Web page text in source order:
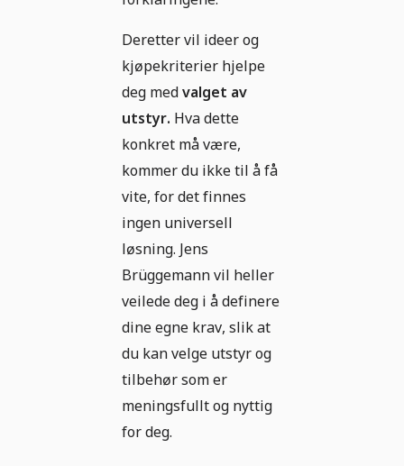
Deretter vil ideer og
kjøpekriterier hjelpe
deg medvalget av
utstyr. Hva dette
konkret må være,
kommer du ikke til å få
vite, for det finnes
ingen universell
løsning. Jens
Brüggemann vil heller
veilede deg i å definere
dine egne krav, slik at
du kan velge utstyr og
tilbehør som er
meningsfullt og nyttig
for deg.